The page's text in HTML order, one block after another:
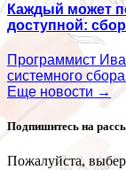
Каждый может
доступной:
Программист
системного
Еще новости →
Подпишитесь на
Пожалуйста,